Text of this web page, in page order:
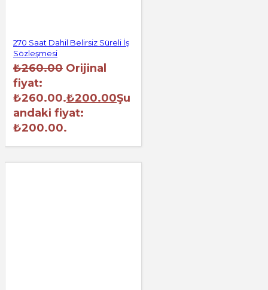
270 Saat Dahil Belirsiz Süreli İş
Sözleşmesi
₺260.00 Orijinal
fiyat:
₺260.00.₺200.00Şu
andaki fiyat:
₺200.00.